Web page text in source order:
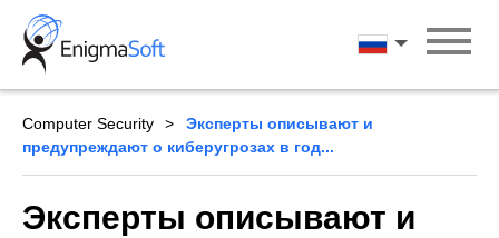
Skip
content
Русский
Computer Security
Эксперты описывают и
предупреждают о киберугрозах в год...
Эксперты описывают и